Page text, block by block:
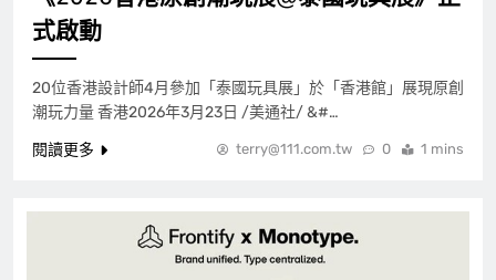
式啟動
20位香港設計師4月參加「泰國玩具展」於「香港館」展現原創
潮玩力量 香港2026年3月23日 /美通社/ &#…
閱讀更多
terry@111.com.tw 0 1 mins